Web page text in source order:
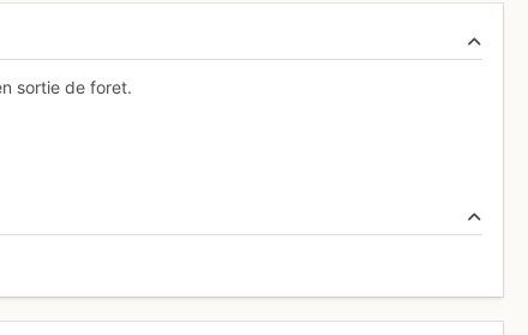
sortie de foret.